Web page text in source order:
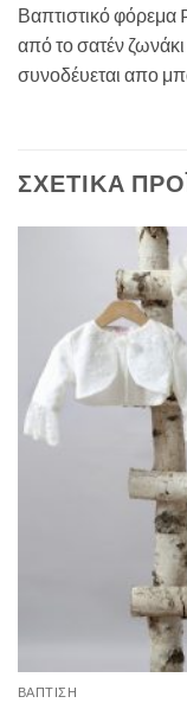
Βαπτιστικό φόρεμα
από το σατέν
συνοδέυεται απο
ΣΧΕΤΙΚΆ
ΒΑΠΤΙΣΗ